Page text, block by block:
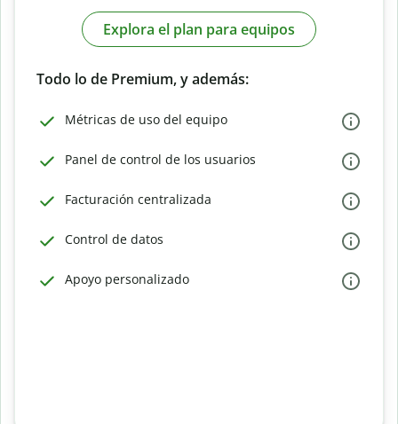
Explora el plan para equipos
Todo lo de Premium, y además:
Métricas de uso del equipo
Panel de control de los usuarios
Facturación centralizada
Control de datos
Apoyo personalizado